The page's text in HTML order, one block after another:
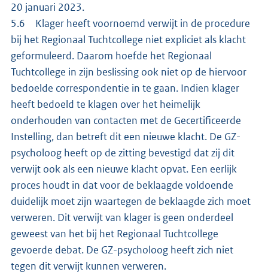
20 januari 2023.
5.6 Klager heeft voornoemd verwijt in de procedure
bij het Regionaal Tuchtcollege niet expliciet als klacht
geformuleerd. Daarom hoefde het Regionaal
Tuchtcollege in zijn beslissing ook niet op de hiervoor
bedoelde correspondentie in te gaan. Indien klager
heeft bedoeld te klagen over het heimelijk
onderhouden van contacten met de Gecertificeerde
Instelling, dan betreft dit een nieuwe klacht. De GZ-
psycholoog heeft op de zitting bevestigd dat zij dit
verwijt ook als een nieuwe klacht opvat. Een eerlijk
proces houdt in dat voor de beklaagde voldoende
duidelijk moet zijn waartegen de beklaagde zich moet
verweren. Dit verwijt van klager is geen onderdeel
geweest van het bij het Regionaal Tuchtcollege
gevoerde debat. De GZ-psycholoog heeft zich niet
tegen dit verwijt kunnen verweren.